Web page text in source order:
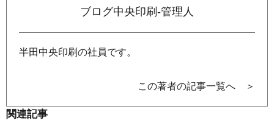
ブログ中央印刷-管理人
半田中央印刷の社員です。
この著者の記事一覧へ ＞
関連記事